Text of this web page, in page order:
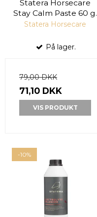
Statera Horsecare
Stay Calm Paste 60 g.
Statera Horsecare
På lager.
79,00 DKK
71,10 DKK
VIS PRODUKT
-10%